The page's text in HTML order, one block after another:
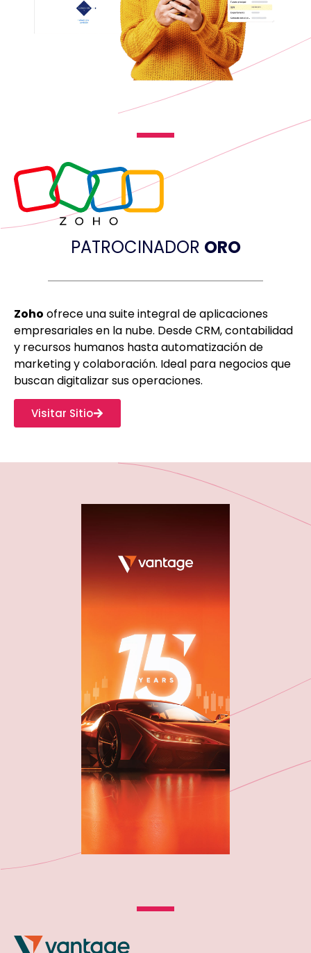
PATROCINADOR ORO
Zoho ofrece una suite integral de aplicaciones
empresariales en la nube. Desde CRM, contabilidad
y recursos humanos hasta automatización de
marketing y colaboración. Ideal para negocios que
buscan digitalizar sus operaciones.
Visitar Sitio